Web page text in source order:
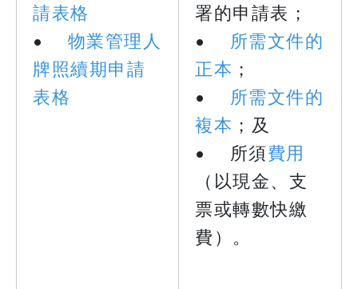
請表格
• 物業管理人
牌照續期申請
表格
署的申請表；
• 所需文件的
正本 ；
• 所需文件的
複本 ；及
• 所須費用
（以現金、支
票或轉數快繳
費）。